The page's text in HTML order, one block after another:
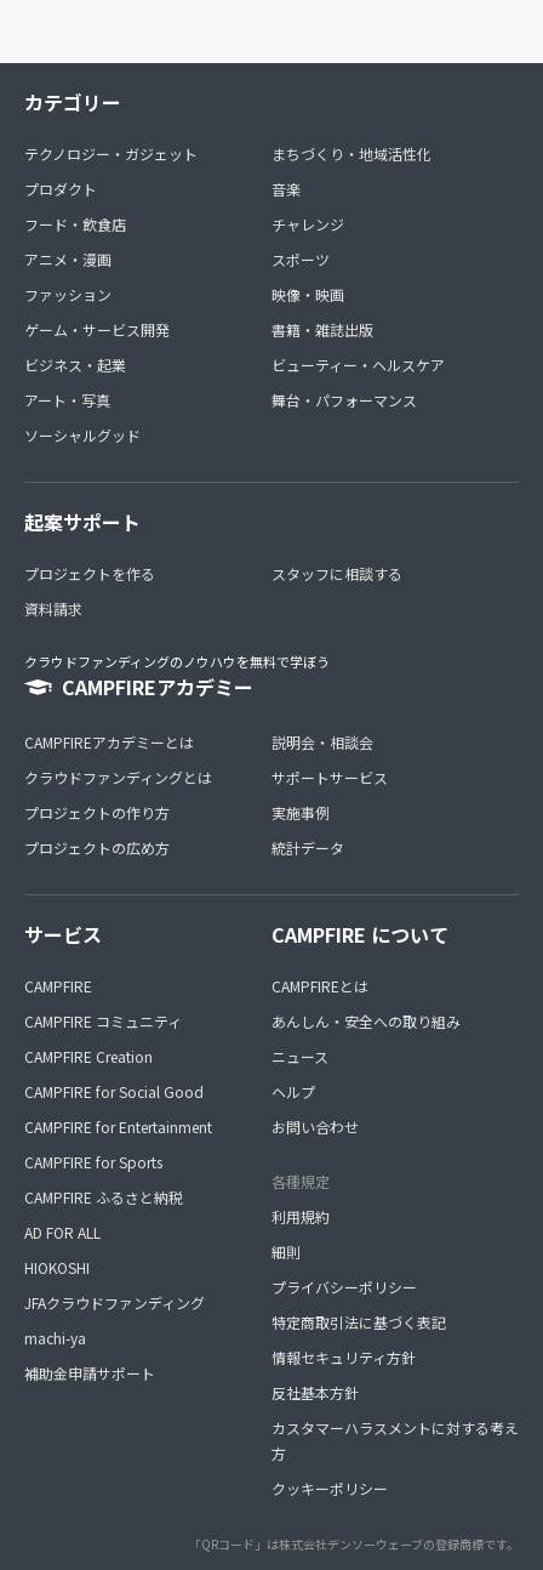
カテゴリー
テクノロジー・ガジェット
プロダクト
フード・飲食店
アニメ・漫画
ファッション
ゲーム・サービス開発
ビジネス・起業
アート・写真
ソーシャルグッド
まちづくり・地域活性化
音楽
チャレンジ
スポーツ
映像・映画
書籍・雑誌出版
ビューティー・ヘルスケア
舞台・パフォーマンス
起案サポート
プロジェクトを作る
資料請求
スタッフに相談する
クラウドファンディングのノウハウを無料で学ぼう
CAMPFIREアカデミー
CAMPFIREアカデミーとは
クラウドファンディングとは
プロジェクトの作り方
プロジェクトの広め方
説明会・相談会
サポートサービス
実施事例
統計データ
サービス
CAMPFIRE
CAMPFIRE コミュニティ
CAMPFIRE Creation
CAMPFIRE for Social Good
CAMPFIRE for Entertainment
CAMPFIRE for Sports
CAMPFIRE ふるさと納税
AD FOR ALL
HIOKOSHI
JFAクラウドファンディング
machi-ya
補助金申請サポート
CAMPFIRE について
CAMPFIREとは
あんしん・安全への取り組み
ニュース
ヘルプ
お問い合わせ
各種規定
利用規約
細則
プライバシーポリシー
特定商取引法に基づく表記
情報セキュリティ方針
反社基本方針
カスタマーハラスメントに対する考え
方
クッキーポリシー
「QRコード」は株式会社デンソーウェーブの登録商標です。